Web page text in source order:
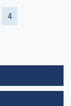
Page
4